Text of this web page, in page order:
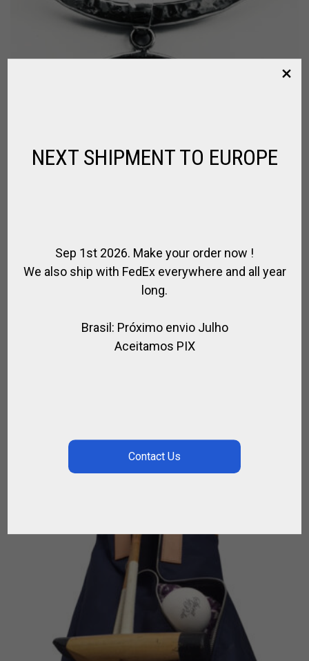
COLAR DE METAL E PINGENTE SPIRIT OF
NEXT SHIPMENT TO EUROPE
Sep 1st 2026. Make your order now !
We also ship with FedEx everywhere and all year
long.
Brasil: Próximo envio Julho
Aceitamos PIX